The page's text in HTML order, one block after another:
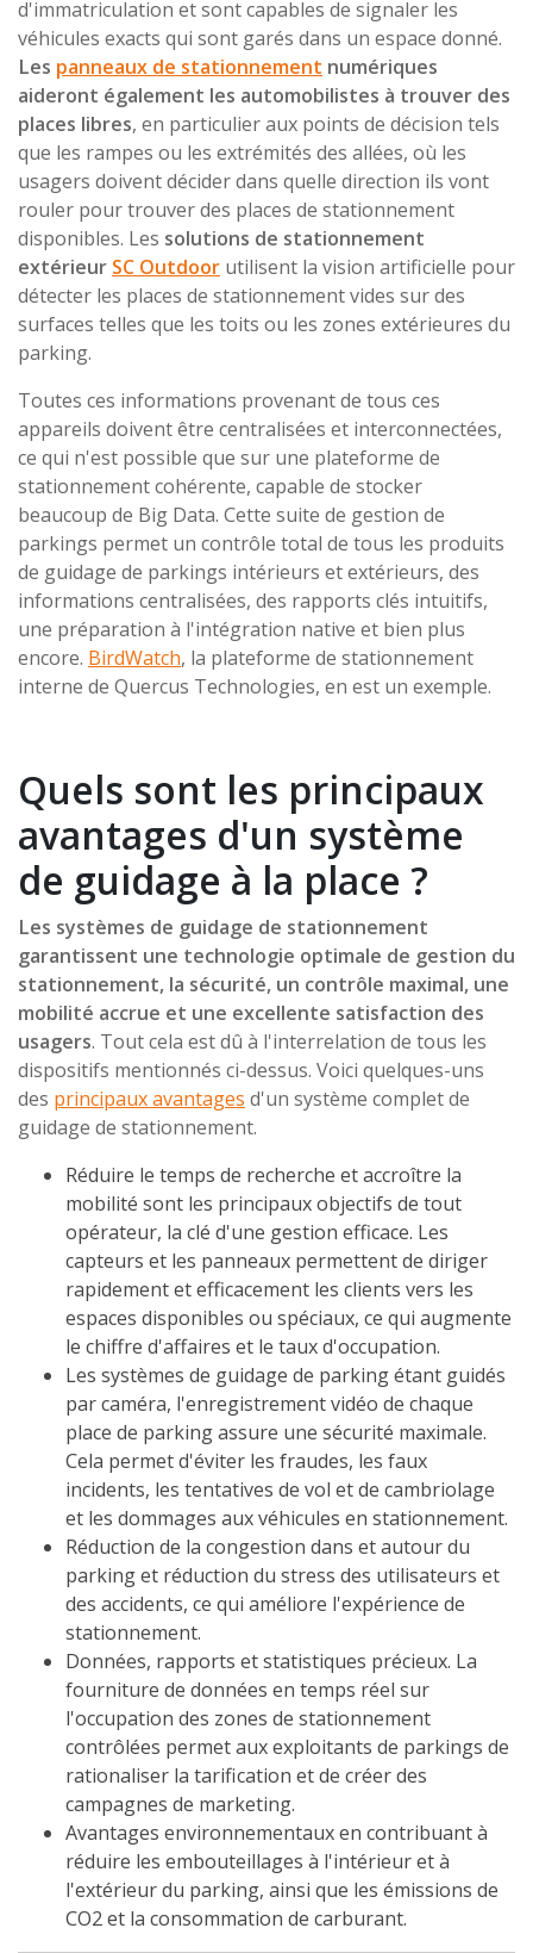
d'immatriculation et sont capables de signaler les
véhicules exacts qui sont garés dans un espace donné.
Les panneaux de stationnement numériques
aideront également les automobilistes à trouver des
places libres, en particulier aux points de décision tels
que les rampes ou les extrémités des allées, où les
usagers doivent décider dans quelle direction ils vont
rouler pour trouver des places de stationnement
disponibles. Les solutions de stationnement
extérieur SC Outdoor utilisent la vision artificielle pour
détecter les places de stationnement vides sur des
surfaces telles que les toits ou les zones extérieures du
parking.
Toutes ces informations provenant de tous ces
appareils doivent être centralisées et interconnectées,
ce qui n'est possible que sur une plateforme de
stationnement cohérente, capable de stocker
beaucoup de Big Data. Cette suite de gestion de
parkings permet un contrôle total de tous les produits
de guidage de parkings intérieurs et extérieurs, des
informations centralisées, des rapports clés intuitifs,
une préparation à l'intégration native et bien plus
encore. BirdWatch, la plateforme de stationnement
interne de Quercus Technologies, en est un exemple.
Quels sont les principaux
avantages d'un système
de guidage à la place ?
Les systèmes de guidage de stationnement
garantissent une technologie optimale de gestion du
stationnement, la sécurité, un contrôle maximal, une
mobilité accrue et une excellente satisfaction des
usagers. Tout cela est dû à l'interrelation de tous les
dispositifs mentionnés ci-dessus. Voici quelques-uns
des principaux avantages d'un système complet de
guidage de stationnement.
Réduire le temps de recherche et accroître la
mobilité sont les principaux objectifs de tout
opérateur, la clé d'une gestion efficace. Les
capteurs et les panneaux permettent de diriger
rapidement et efficacement les clients vers les
espaces disponibles ou spéciaux, ce qui augmente
le chiffre d'affaires et le taux d'occupation.
Les systèmes de guidage de parking étant guidés
par caméra, l'enregistrement vidéo de chaque
place de parking assure une sécurité maximale.
Cela permet d'éviter les fraudes, les faux
incidents, les tentatives de vol et de cambriolage
et les dommages aux véhicules en stationnement.
Réduction de la congestion dans et autour du
parking et réduction du stress des utilisateurs et
des accidents, ce qui améliore l'expérience de
stationnement.
Données, rapports et statistiques précieux. La
fourniture de données en temps réel sur
l'occupation des zones de stationnement
contrôlées permet aux exploitants de parkings de
rationaliser la tarification et de créer des
campagnes de marketing.
Avantages environnementaux en contribuant à
réduire les embouteillages à l'intérieur et à
l'extérieur du parking, ainsi que les émissions de
CO2 et la consommation de carburant.